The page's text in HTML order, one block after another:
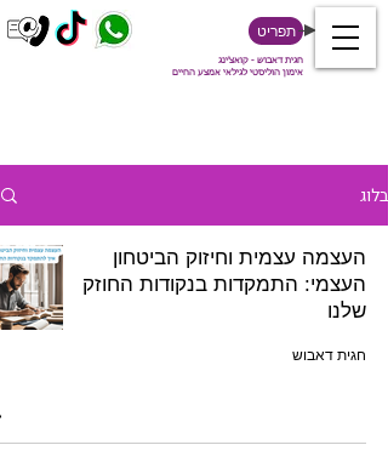
חגית דאבוש - קואצ'ינג
אימון הוליסטי לגילאי אמצע החיים
תפריט
בלוג
העצמה עצמית וחיזוק הביטחון
העצמי: התמקדות בנקודות החוזק
שלנו
חגית דאבוש